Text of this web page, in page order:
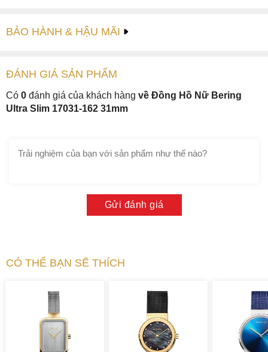
BẢO HÀNH & HẬU MÃI
ĐÁNH GIÁ SẢN PHẤM
Có 0 đánh giá của khách hàng về Đồng Hồ Nữ Bering
Ultra Slim 17031-162 31mm
Gửi đánh giá
CÓ THỂ BẠN SẼ THÍCH